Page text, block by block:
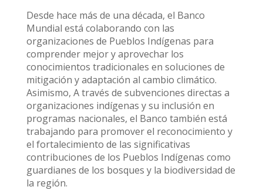
Desde hace más de una década, el Banco
Mundial está colaborando con las
organizaciones de Pueblos Indígenas para
comprender mejor y aprovechar los
conocimientos tradicionales en soluciones de
mitigación y adaptación al cambio climático.
Asimismo, A través de subvenciones directas a
organizaciones indígenas y su inclusión en
programas nacionales, el Banco también está
trabajando para promover el reconocimiento y
el fortalecimiento de las significativas
contribuciones de los Pueblos Indígenas como
guardianes de los bosques y la biodiversidad de
la región.